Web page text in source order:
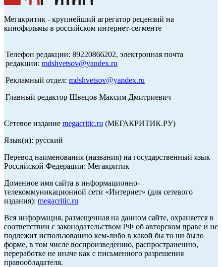
Мегакритик - крупнейший агрегатор рецензий на
кинофильмы в российском интернет-сегменте
Телефон редакции: 89220866202, электронная почта
редакции: mdshvetsov@yandex.ru
Рекламный отдел: mdshvetsov@yandex.ru
Главный редактор Швецов Максим Дмитриевич
Сетевое издание megacritic.ru (МЕГАКРИТИК.РУ)
Язык(и): русский
Перевод наименования (названия) на государственный язык
Российской Федерации: Мегакритик
Доменное имя сайта в информационно-
телекоммуникационной сети «Интернет» (для сетевого
издания): megacritic.ru
Вся информация, размещенная на данном сайте, охраняется в
соответствии с законодательством РФ об авторском праве и не
подлежит использованию кем-либо в какой бы то ни было
форме, в том числе воспроизведению, распространению,
переработке не иначе как с письменного разрешения
правообладателя.